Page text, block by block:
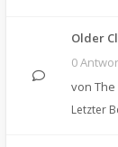
Older
0
von The
Letzter